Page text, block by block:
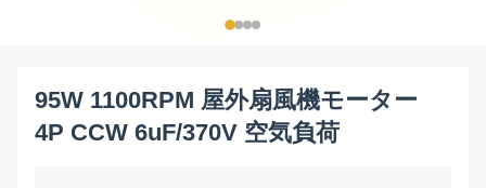
95W 1100RPM 屋外扇風機モーター
4P CCW 6uF/370V 空気負荷